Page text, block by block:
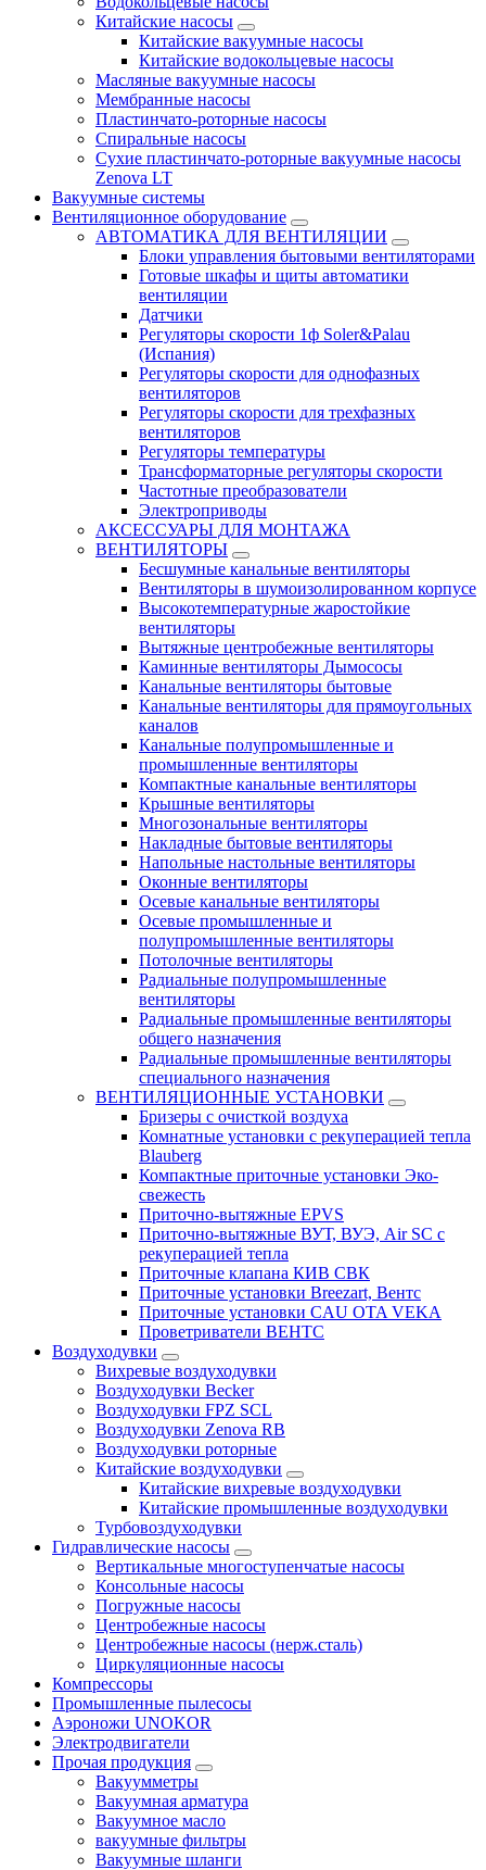
Китайские насосы
Китайские вакуумные насосы
Китайские водокольцевые насосы
Масляные вакуумные насосы
Мембранные насосы
Пластинчато-роторные насосы
Спиральные насосы
Сухие пластинчато-роторные вакуумные насосы
Zenova LT
Вакуумные системы
Вентиляционное оборудование
АВТОМАТИКА ДЛЯ ВЕНТИЛЯЦИИ
Блоки управления бытовыми вентиляторами
Готовые шкафы и щиты автоматики
вентиляции
Датчики
Регуляторы скорости 1ф Soler&Palau
(Испания)
Регуляторы скорости для однофазных
вентиляторов
Регуляторы скорости для трехфазных
вентиляторов
Регуляторы температуры
Трансформаторные регуляторы скорости
Частотные преобразователи
Электроприводы
АКСЕССУАРЫ ДЛЯ МОНТАЖА
ВЕНТИЛЯТОРЫ
Бесшумные канальные вентиляторы
Вентиляторы в шумоизолированном корпусе
Высокотемпературные жаростойкие
вентиляторы
Вытяжные центробежные вентиляторы
Каминные вентиляторы Дымососы
Канальные вентиляторы бытовые
Канальные вентиляторы для прямоугольных
каналов
Канальные полупромышленные и
промышленные вентиляторы
Компактные канальные вентиляторы
Крышные вентиляторы
Многозональные вентиляторы
Накладные бытовые вентиляторы
Напольные настольные вентиляторы
Оконные вентиляторы
Осевые канальные вентиляторы
Осевые промышленные и
полупромышленные вентиляторы
Потолочные вентиляторы
Радиальные полупромышленные
вентиляторы
Радиальные промышленные вентиляторы
общего назначения
Радиальные промышленные вентиляторы
специального назначения
ВЕНТИЛЯЦИОННЫЕ УСТАНОВКИ
Бризеры с очисткой воздуха
Комнатные установки с рекуперацией тепла
Blauberg
Компактные приточные установки Эко-
свежесть
Приточно-вытяжные EPVS
Приточно-вытяжные ВУТ, ВУЭ, Air SC с
рекуперацией тепла
Приточные клапана КИВ СВК
Приточные установки Breezart, Вентс
Приточные установки CAU OTA VEKA
Проветриватели ВЕНТС
Воздуходувки
Вихревые воздуходувки
Воздуходувки Becker
Воздуходувки FPZ SCL
Воздуходувки Zenova RB
Воздуходувки роторные
Китайские воздуходувки
Китайские вихревые воздуходувки
Китайские промышленные воздуходувки
Турбовоздуходувки
Гидравлические насосы
Вертикальные многоступенчатые насосы
Консольные насосы
Погружные насосы
Центробежные насосы
Центробежные насосы (нерж.сталь)
Циркуляционные насосы
Компрессоры
Промышленные пылесосы
Аэроножи UNOKOR
Электродвигатели
Прочая продукция
Вакуумметры
Вакуумная арматура
Вакуумное масло
вакуумные фильтры
Вакуумные шланги